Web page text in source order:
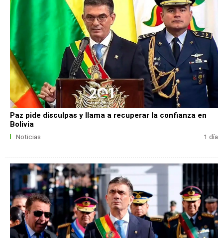
Paz pide disculpas y llama a recuperar la confianza en
Bolivia
Noticias 1 día